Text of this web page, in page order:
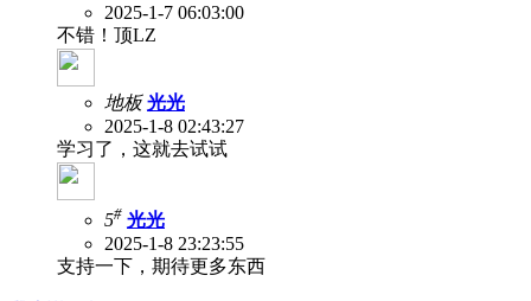
2025-1-7 06:03:00
不错！顶LZ
地板 光光
2025-1-8 02:43:27
学习了，这就去试试
5# 光光
2025-1-8 23:23:55
支持一下，期待更多东西